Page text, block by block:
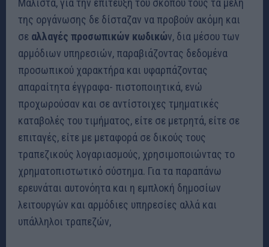
Μάλιστα, για την επίτευξη του σκοπού τους τα μέλη
της οργάνωσης δε δίσταζαν να προβούν ακόμη και
σε αλλαγές προσωπικών κωδικών, δια μέσου των
αρμόδιων υπηρεσιών, παραβιάζοντας δεδομένα
προσωπικού χαρακτήρα και υφαρπάζοντας
απαραίτητα έγγραφα- πιστοποιητικά, ενώ
προχωρούσαν και σε αντίστοιχες τμηματικές
καταβολές του τιμήματος, είτε σε μετρητά, είτε σε
επιταγές, είτε με μεταφορά σε δικούς τους
τραπεζικούς λογαριασμούς, χρησιμοποιώντας το
χρηματοπιστωτικό σύστημα. Για τα παραπάνω
ερευνάται αυτονόητα και η εμπλοκή δημοσίων
λειτουργών και αρμόδιες υπηρεσίες αλλά και
υπάλληλοι τραπεζών,